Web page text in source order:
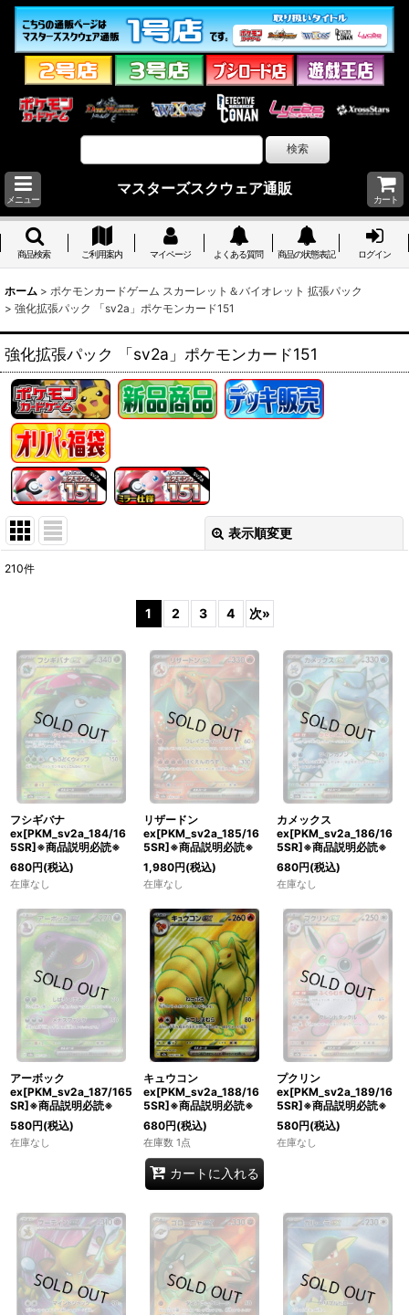
メニュー
マスターズスクウェア通販
カート
商品検索 ご利用案内 マイページ よくある質問 商品の状態表記 ログイン
ホーム > ポケモンカードゲーム スカーレット＆バイオレット 拡張パック
> 強化拡張パック 「sv2a」ポケモンカード151
強化拡張パック 「sv2a」ポケモンカード151
表示順変更
並び順:
絞り込む
210件
1 2 3 4 次»
フシギバナ
ex[PKM_sv2a_184/16
5SR]※商品説明必読※
680円(税込)
在庫なし
リザードン
ex[PKM_sv2a_185/16
5SR]※商品説明必読※
1,980円(税込)
在庫なし
カメックス
ex[PKM_sv2a_186/16
5SR]※商品説明必読※
680円(税込)
在庫なし
アーボック
ex[PKM_sv2a_187/165
SR]※商品説明必読※
580円(税込)
在庫なし
キュウコン
ex[PKM_sv2a_188/16
5SR]※商品説明必読※
680円(税込)
在庫数 1点
カートに入れる
プクリン
ex[PKM_sv2a_189/16
5SR]※商品説明必読※
580円(税込)
在庫なし